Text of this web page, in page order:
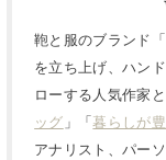
鞄と服のブランド
を立ち上げ、ハン
ローする人気作家
ッグ 」「暮らしが
アナリスト、パー